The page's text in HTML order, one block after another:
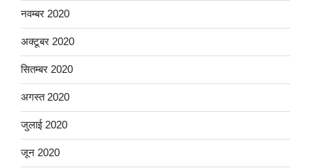
नवम्बर 2020
अक्टूबर 2020
सितम्बर 2020
अगस्त 2020
जुलाई 2020
जून 2020